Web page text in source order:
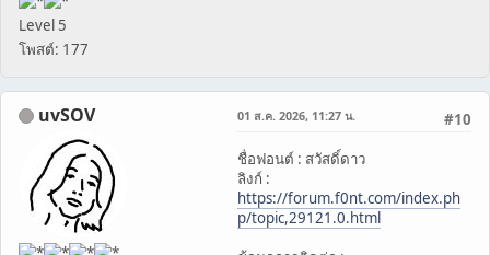
Level 5
โพสต์: 177
uvSOV #10
01 ส.ค. 2026, 11:27 น.
ชื่อฟอนต์ : สวัสดิ์ดาว
ลิงก์ :
https://forum.f0nt.com/index.ph
p/topic,29121.0.html